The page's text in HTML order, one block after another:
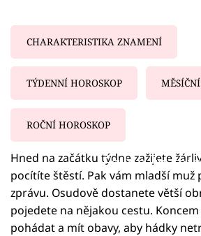
Sledujte nás
CHARAKTERISTIKA ZNAMENÍ
TÝDENNÍ HOROSKOP
ROČNÍ HOROSKOP
Failed to
Hned na začátku týdne zažijete
pocítíte štěstí. Pak vám mladší muž
zprávu. Osudově dostanete větší
pojedete na nějakou cestu.
pohádat a mít obavy, aby hádky